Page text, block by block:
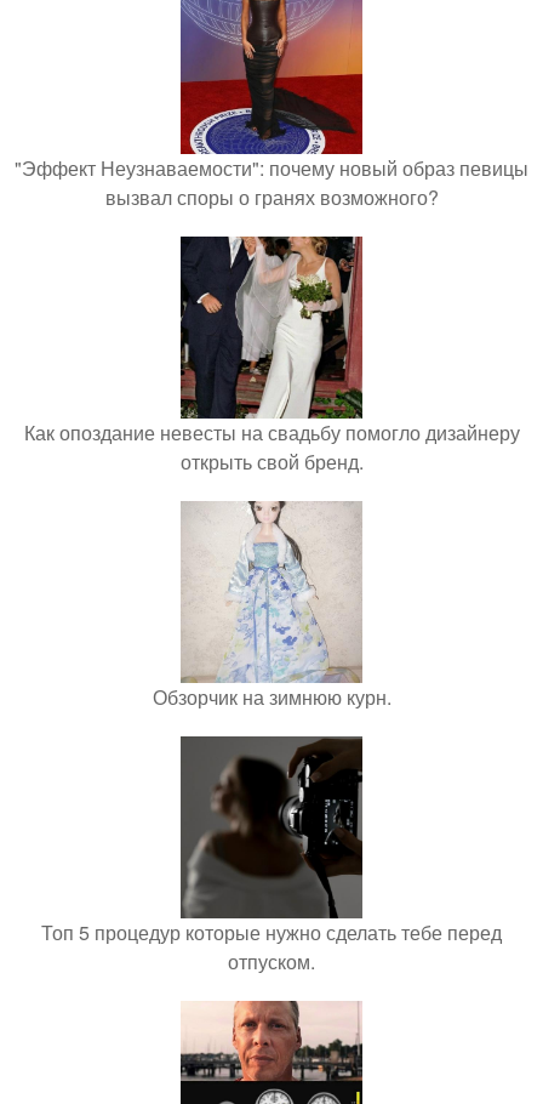
"Эффект Неузнаваемости": почему новый образ певицы
вызвал споры о гранях возможного?
Как опоздание невесты на свадьбу помогло дизайнеру
открыть свой бренд.
Обзорчик на зимнюю курн.
Топ 5 процедур которые нужно сделать тебе перед
отпуском.